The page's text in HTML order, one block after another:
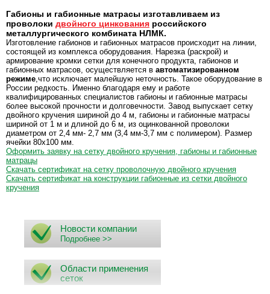
Габионы и габионные матрасы изготавливаем из
проволоки двойного цинкования российского
металлургического комбината НЛМК.
Изготовление габионов и габионных матрасов происходит на линии,
состоящей из комплекса оборудования. Нарезка (раскрой) и
армирование кромки сетки для конечного продукта, габионов и
габионных матрасов, осуществляется в автоматизированном
режиме,что исключает малейшую неточность. Такое оборудование в
России редкость. Именно благодаря ему и работе
квалифицированных специалистов габионы и габионные матрасы
более высокой прочности и долговечности. Завод выпускает сетку
двойного кручения шириной до 4 м, габионы и габионные матрасы
шириной от 1 м и длиной до 6 м, из оцинкованной проволоки
диаметром от 2,4 мм- 2,7 мм (3,4 мм-3,7 мм с полимером). Размер
ячейки 80х100 мм.
Оформить заявку на сетку двойного кручения, габионы и габионные
матрацы
Скачать сертификат на сетку проволочную двойного кручения
Скачать сертификат на конструкции габионные из сетки двойного
кручения
Новости компании
Подробнее >>
Области применения
сеток